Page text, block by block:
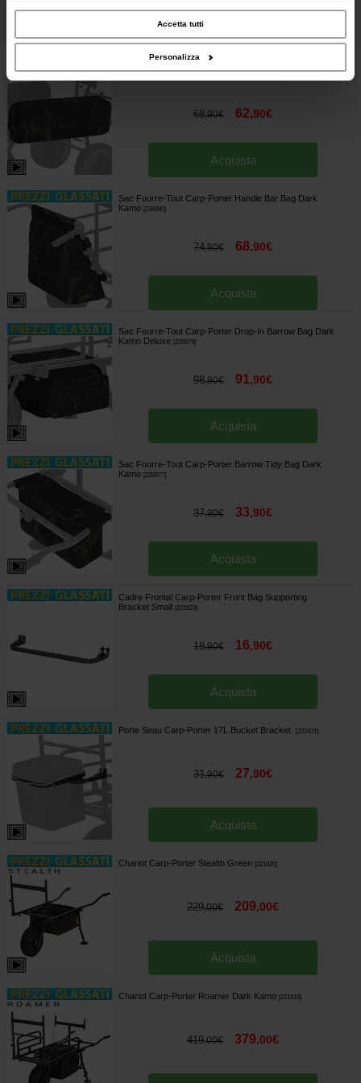
occupano di analisi dei dati web, pubblicità e social media, i quali potrebbero
combinarle con altre informazioni che hai fornito loro o che hanno raccolto dal
Accetta tutti
Personalizza
Kamo
68,90€ 62,90€
Acquista
Sac Fourre-Tout Carp-Porter Handle Bar Bag Dark
Kamo
226980]
74,90€ 68,90€
Acquista
Sac Fourre-Tout Carp-Porter Drop-In Barrow Bag Dark
Kamo Deluxe
226979]
98,90€ 91,90€
Acquista
Sac Fourre-Tout Carp-Porter Barrow Tidy Bag Dark
Kamo
226977]
37,90€ 33,90€
Acquista
Cadre Frontal Carp-Porter Front Bag Supporting
Bracket Small
221923]
18,90€ 16,90€
Acquista
Porte Seau Carp-Porter 17L Bucket Bracket 221921]
31,90€ 27,90€
Acquista
Chariot Carp-Porter Stealth Green 221920]
229,00€ 209,00€
Acquista
Chariot Carp-Porter Roamer Dark Kamo 221919]
419,00€ 379,00€